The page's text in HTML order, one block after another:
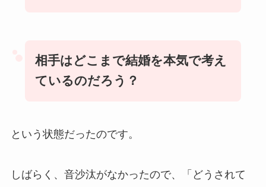
相手はどこまで結婚を本気で考え
ているのだろう？
という状態だったのです。
しばらく、音沙汰がなかったので、「どうされて